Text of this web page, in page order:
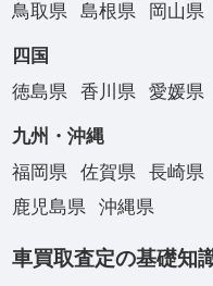
鳥取県
島根県 岡山県
四国
徳島県
香川県 愛媛県
九州・沖縄
福岡県
佐賀県 長崎県
鹿児島県
沖縄県
車買取査定の基礎知